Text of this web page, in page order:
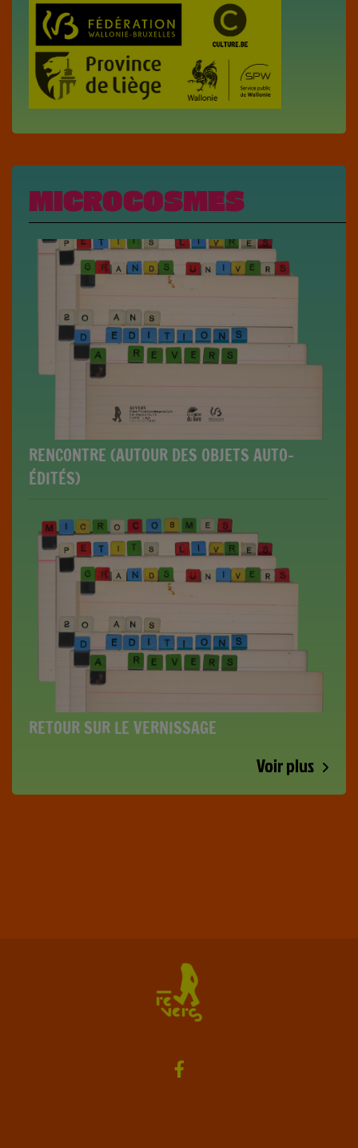
MICROCOSMES
RENCONTRE (AUTOUR DES OBJETS AUTO-
ÉDITÉS)
RETOUR SUR LE VERNISSAGE
Voir plus